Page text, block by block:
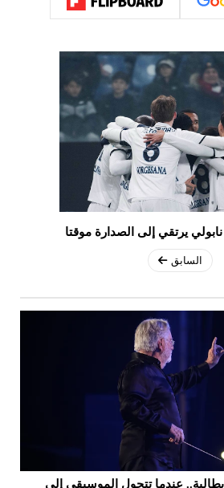
نابولي يرتقي إلى الصدارة موقتا
السابق
عندما تتحول الموسيقى إلى